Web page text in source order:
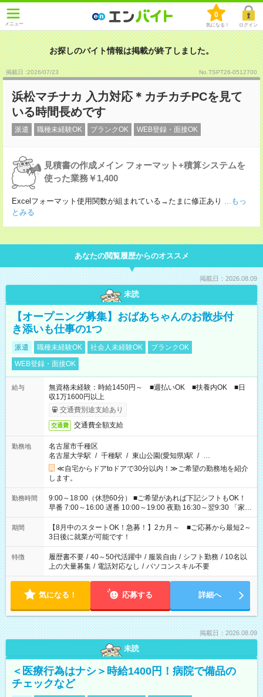
メニュー
0
気になる！ ログイン
お探しのバイト情報は掲載が終了しました。
掲載日 :2026/07/23 No.TSPT26-0512700
浜松マチナカ 入力対応＊カチカチPCを見て
いる時間長めです
派遣 職種未経験OK ブランクOK WEB登録・面接OK
見積書の作成メイン フォーマット+積算システムを
使った業務￥1,400
Excelフォーマット使用関数が組まれている→たまに修正あり ...もっ
とみる
あなたの閲覧履歴からのオススメ
掲載日：2026.08.09
未読
【オープニング募集】おばあちゃんのお散歩付
き添いも仕事の1つ
派遣 職種未経験OK 社会人未経験OK
ブランクOK
WEB登録・面接OK
給与
無資格未経験：時給1450円～ ■週払いOK ■扶養内OK ■日
収1万1600円以上
交通費別途支給あり
交通費 交通費全額支給
勤務地
名古屋市千種区
名古屋大学駅 / 千種駅 / 東山公園(愛知県)駅 / …
≪自宅からドアtoドアで30分以内！≫ご希望の勤務地を紹介
します。
勤務時間
9:00～18:00（休憩60分） ■ご希望があれば下記シフトもOK！
早番 7:00～16:00 遅番 10:00～19:00 夜勤 16:30～翌9:30 「家族
と休みを合わせたい」 「余裕を持って夕飯の準備がしたい」
「できれば残業はしたくない」 など、ご希望を教えてください
ね。 ※Wワーク希望の方へ 今ご覧のお仕事で希望する勤務時間
と、もう1つのお仕事の勤務時間。 合計で週40時間を超える場
合は応募できません。
期間
【8月中のスタートOK！急募！】2カ月～ ■ご応募から最短2～
3日後に就業が可能です！
特徴 履歴書不要 / 40～50代活躍中 / 服装自由 / シフト勤務 / 10名以
上の大量募集 / 電話対応なし / パソコンスキル不要
気になる！ 応募する 詳細へ
掲載日：2026.08.09
未読
＜医療行為はナシ＞時給1400円！病院で備品の
チェックなど